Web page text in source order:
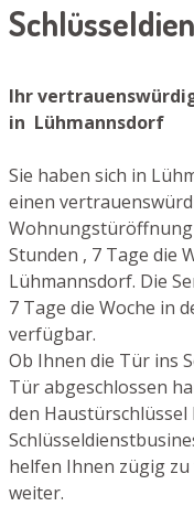
Ihr
in Lühmannsdorf
Sie haben sich in
einen
Wohnungstüröffnung
Stunden , 7 Tage die
Lühmannsdorf. Die
7 Tage die Woche in
verfügbar.
Ob Ihnen die Tür ins
Tür abgeschlossen
den
helfen Ihnen zügig
weiter.